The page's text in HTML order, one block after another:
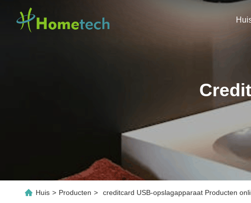
Huis > Producten > creditcard USB-opslagapparaat Producten